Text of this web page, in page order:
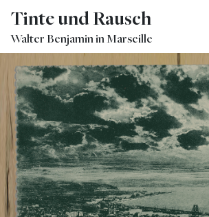
Tinte und Rausch
Walter Benjamin in Marseille
VUE D’AVION (AVEC PONT TRANSBORDEUR)
TWITTER TUMBLR PINTEREST